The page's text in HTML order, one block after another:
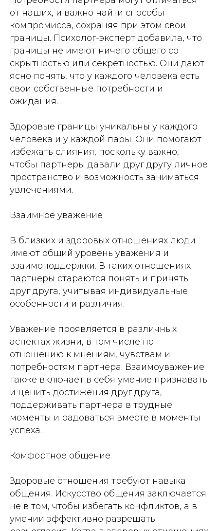
от наших, и важно найти способы
компромисса, сохраняя при этом свои
границы. Психолог-эксперт добавила, что
границы не имеют ничего общего со
скрытностью или секретностью. Они дают
ясно понять, что у каждого человека есть
свои собственные потребности и
ожидания.
Здоровые границы уникальны у каждого
человека и у каждой пары. Они помогают
избежать слияния, поскольку важно,
чтобы партнеры давали друг другу личное
пространство и возможность заниматься
увлечениями.
Взаимное уважение
В близких и здоровых отношениях люди
имеют общий уровень уважения и
взаимоподдержки. В таких отношениях
партнеры стараются понять и принять
друг друга, учитывая индивидуальные
особенности и различия.
Уважение проявляется в различных
аспектах жизни, в том числе по
отношению к мнениям, чувствам и
потребностям партнера. Взаимоуважение
также включает в себя умение признавать
и ценить достижения друг друга,
поддерживать партнера в трудные
моменты и радоваться вместе в моменты
успеха.
Комфортное общение
Здоровые отношения требуют навыка
общения. Искусство общения заключается
не в том, чтобы избегать конфликтов, а в
умении эффективно разрешать